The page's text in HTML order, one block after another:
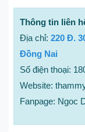
Thông tin liên
Địa chỉ: 220 Đ.
Đồng Nai
Số điện thoại:
Website:
Fanpage: Ngoc